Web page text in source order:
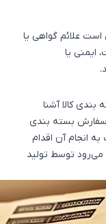
علائم گواهی یا
ایمنی یا
کالا آشنا
سفارش بسته بندی
انجام آن اقدام
می‌رود توسط تولید